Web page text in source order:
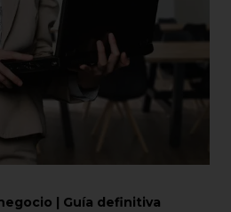
| Guía definitiva